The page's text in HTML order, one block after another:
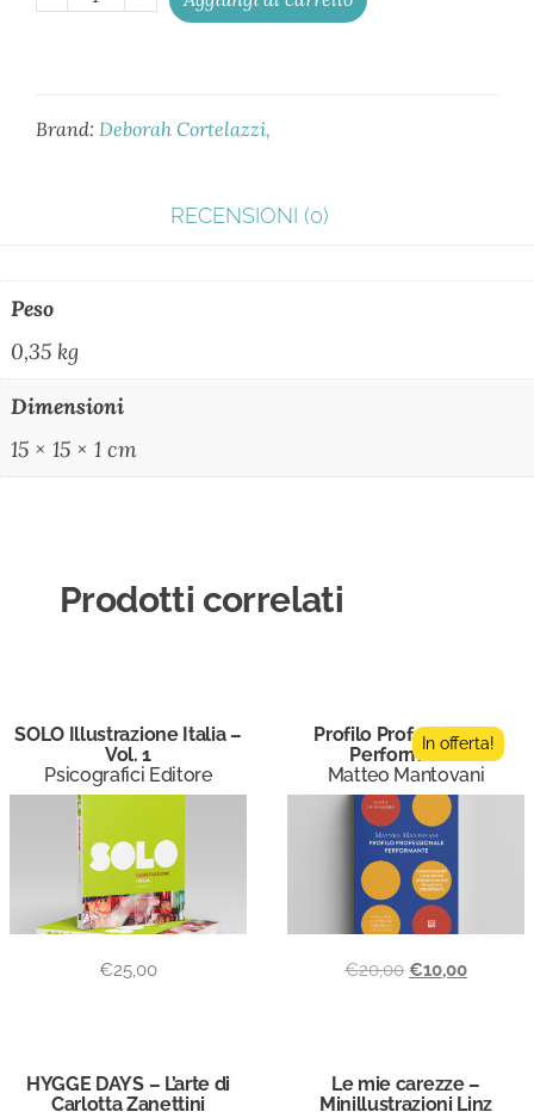
Brand: Deborah Cortelazzi
RECENSIONI (0)
Peso
0,35 kg
Dimensioni
15 × 15 × 1 cm
Prodotti correlati
SOLO Illustrazione Italia –
Vol. 1
Psicografici Editore
€25,00
Profilo Professionale
Performante
Matteo Mantovani
In offerta!
€20,00 €10,00
HYGGE DAYS – L’arte di
Carlotta Zanettini
Le mie carezze –
Minillustrazioni Linz